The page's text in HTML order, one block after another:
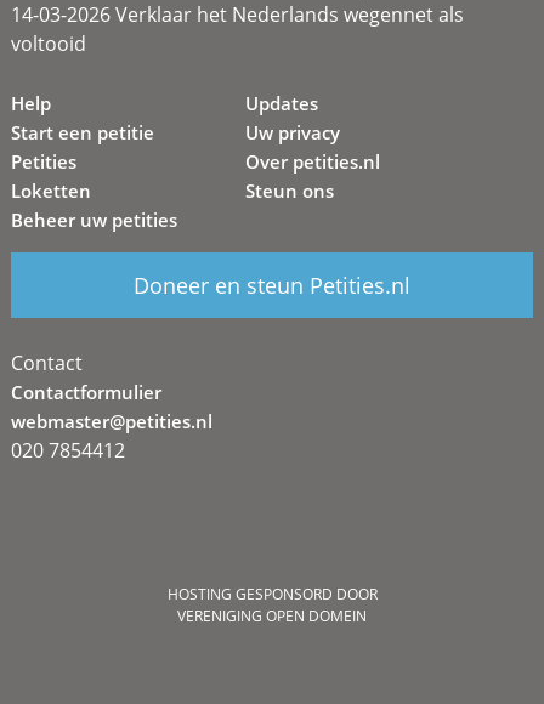
14-03-2026 Verklaar het Nederlands wegennet als
voltooid
Help
Start een petitie
Petities
Loketten
Beheer uw petities
Updates
Uw privacy
Over petities.nl
Steun ons
Doneer en steun Petities.nl
Contact
Contactformulier
webmaster@petities.nl
020 7854412
HOSTING GESPONSORD DOOR
VERENIGING OPEN DOMEIN